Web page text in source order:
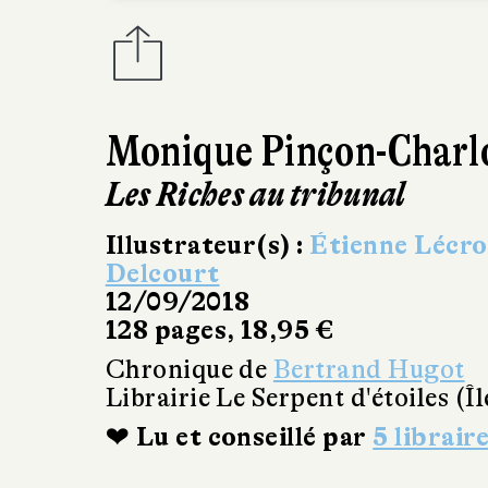
Monique Pinçon-
Les Riches au tribunal
Illustrateur(s) : Étienne
Delcourt
12/09/2018
128 pages, 18,95 €
Chronique de Bertrand Hugot
Librairie Le Serpent d'étoiles
❤ Lu et conseillé par 5